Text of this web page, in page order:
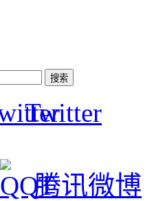
Twitter
腾讯微博